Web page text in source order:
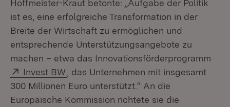
Hoffmeister-Kraut betonte: „Aufgabe der Politik
ist es, eine erfolgreiche Transformation in der
Breite der Wirtschaft zu ermöglichen und
entsprechende Unterstützungsangebote zu
machen – etwa das Innovationsförderprogramm
Extern:
Invest BW (Öffnet in neuem Fenster)
, das Unternehmen mit insgesamt
300 Millionen Euro unterstützt.“ An die
Europäische Kommission richtete sie die